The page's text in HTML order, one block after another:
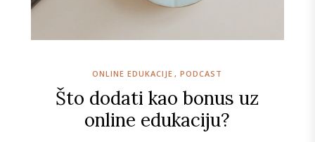
Što dodati kao bonus uz
online edukaciju?
ONLINE EDUKACIJE PODCAST